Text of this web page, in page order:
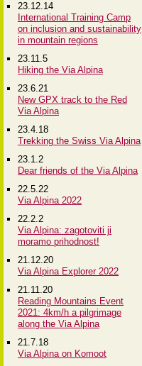
23.12.14
International Training Camp
on inclusion and sustainability
in mountain regions
23.11.5
Hiking the Via Alpina
23.6.21
New GPX track to the Red
Via Alpina
23.4.18
Trekking the Swiss Via Alpina
23.1.2
Dear friends of the Via Alpina
22.5.22
Via Alpina 2022
22.2.2
Via Alpina: zagotoviti ji
moramo prihodnost!
21.12.20
Via Alpina Explorer 2022
21.11.20
Reading Mountains Event
2021: 4km/h a pilgrimage
along the Via Alpina
21.7.18
Via Alpina on Komoot